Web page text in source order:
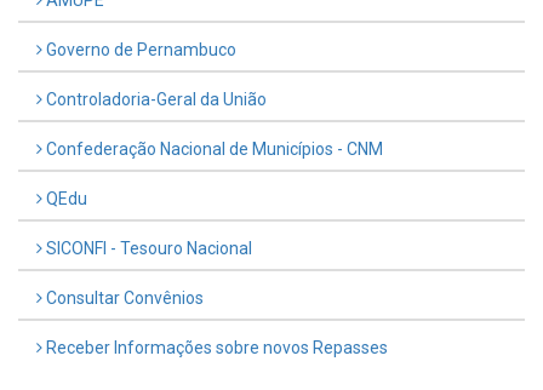
Governo de Pernambuco
Controladoria-Geral da União
Confederação Nacional de Municípios - CNM
QEdu
SICONFI - Tesouro Nacional
Consultar Convênios
Receber Informações sobre novos Repasses